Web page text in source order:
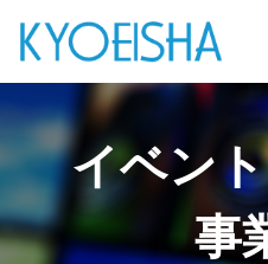
イベン
事